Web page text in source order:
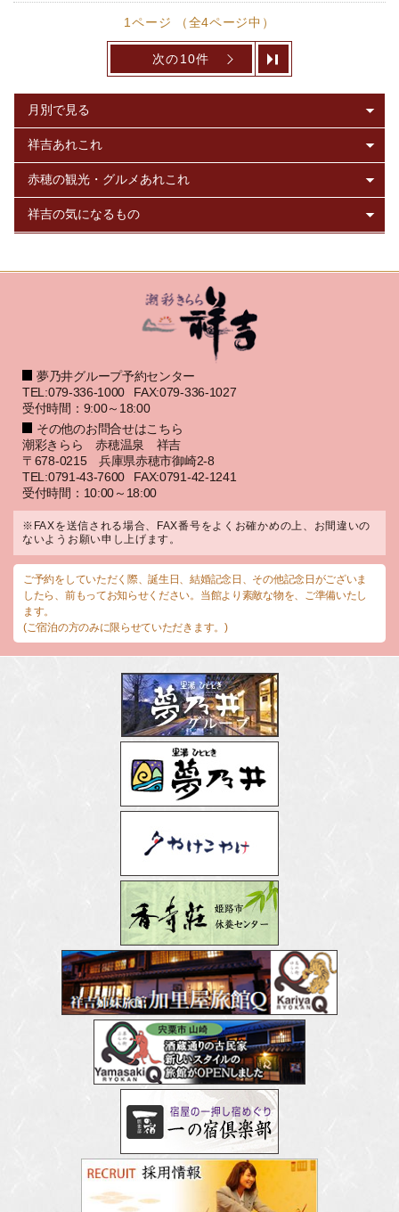
1ページ （全4ページ中）
次の10件
夢乃井グループ予約センター
TEL:079-336-1000
FAX:079-336-1027
受付時間：9:00～18:00
その他のお問合せはこちら
潮彩きらら 赤穂温泉 祥吉
〒678-0215 兵庫県赤穂市御崎2-8
TEL:0791-43-7600
FAX:0791-42-1241
受付時間：10:00～18:00
※FAXを送信される場合、FAX番号をよくお確かめの上、お間違いの
ないようお願い申し上げます。
ご予約をしていただく際、誕生日、結婚記念日、その他記念日がございま
したら、前もってお知らせください。当館より素敵な物を、ご準備いたし
ます。
(ご宿泊の方のみに限らせていただきます。)